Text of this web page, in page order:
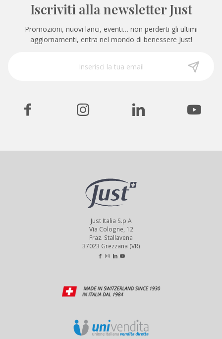
Iscriviti alla newsletter Just
Promozioni, nuovi lanci, eventi… non perderti gli ultimi
aggiornamenti, entra nel mondo di benessere Just!
Just Italia S.p.A
Via Cologne, 12
Fraz. Stallavena
37023 Grezzana (VR)